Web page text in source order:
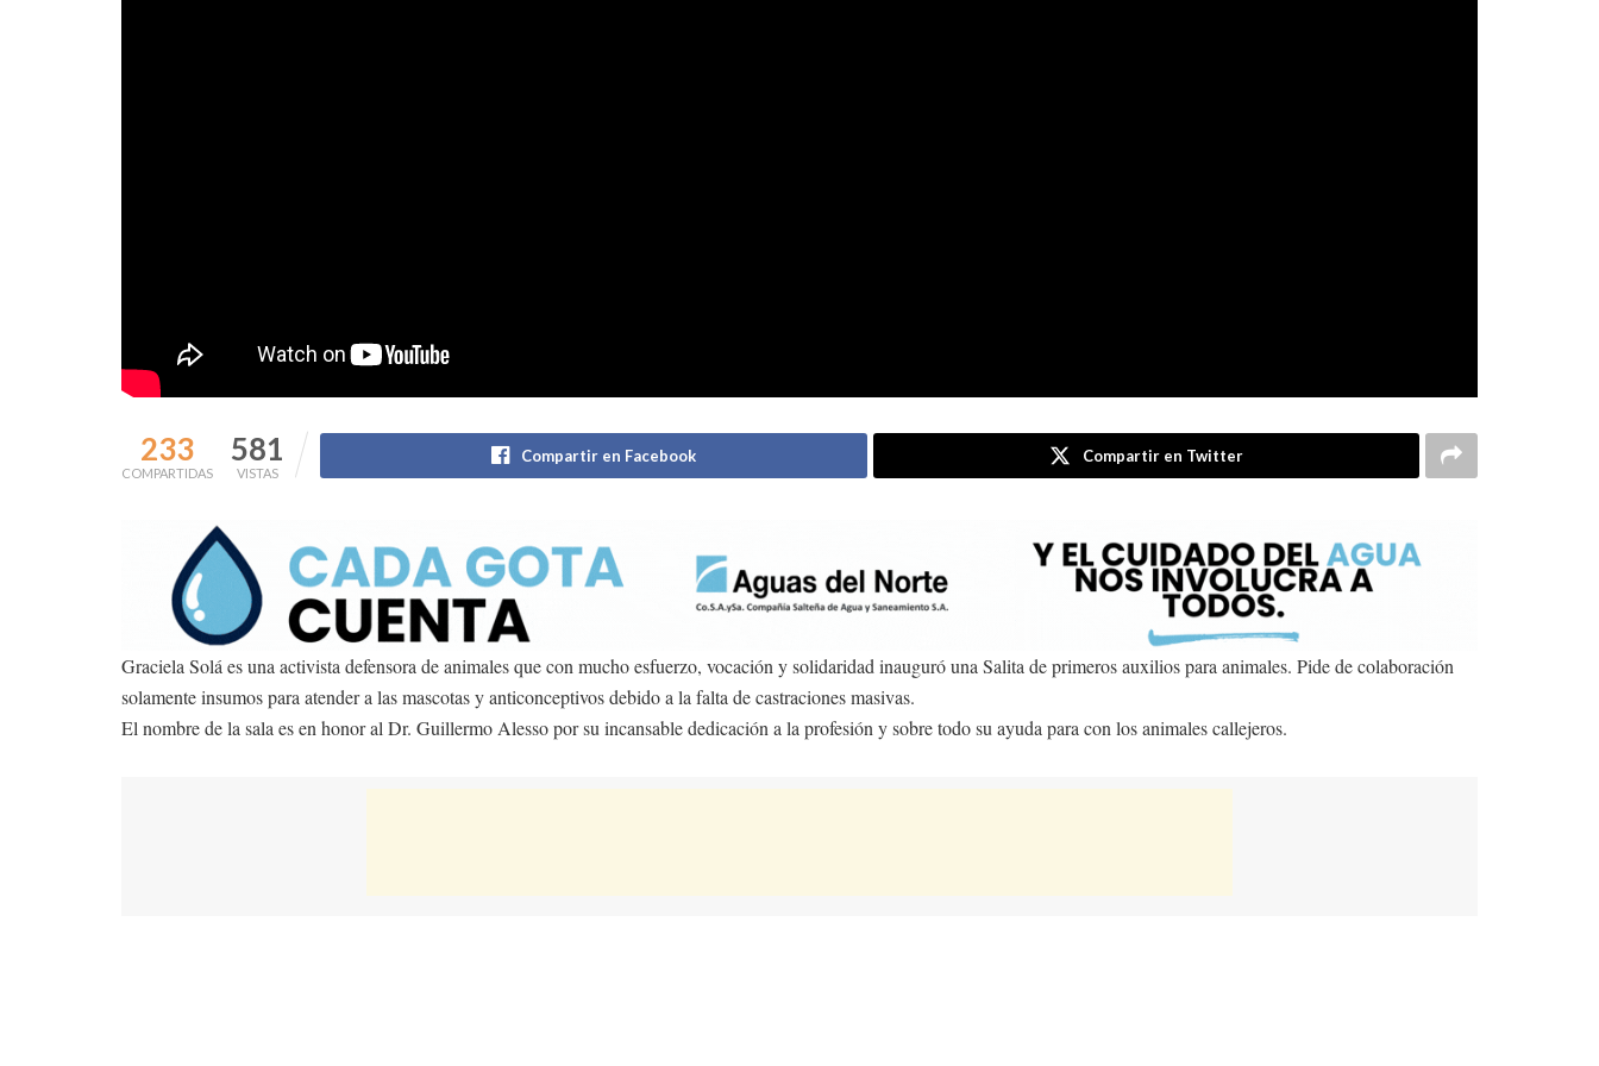
233
COMPARTIDAS
581
VISTAS
Compartir en Facebook Compartir en Twitter
Graciela Solá es una activista defensora de animales que con mucho esfuerzo, vocación y solidaridad inauguró una Salita de primeros auxilios para animales. Pide de colaboración
solamente insumos para atender a las mascotas y anticonceptivos debido a la falta de castraciones masivas.
El nombre de la sala es en honor al Dr. Guillermo Alesso por su incansable dedicación a la profesión y sobre todo su ayuda para con los animales callejeros.